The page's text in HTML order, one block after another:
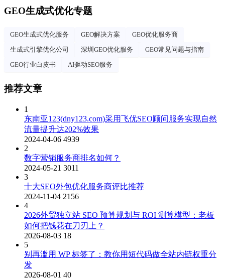
GEO生成式优化专题
GEO生成式优化服务 GEO解决方案
GEO优化服务商
生成式引擎优化公司
深圳GEO优化服务
GEO常见问题与指南
GEO行业白皮书
AI驱动SEO服务
推荐文章
1
东南亚123(dny123.com)采用飞优SEO顾问服务实现自然
流量提升达202%效果
2024-04-06 4939
2
数字营销服务商排名如何？
2024-05-21 3011
3
十大SEO外包优化服务商评比推荐
2024-11-04 2156
4
2026外贸独立站 SEO 预算规划与 ROI 测算模型：老板
如何把钱花在刀刃上？
2026-08-03 18
5
别再滥用 WP 标签了：教你用短代码做全站内链权重分
发
2026-08-01 40